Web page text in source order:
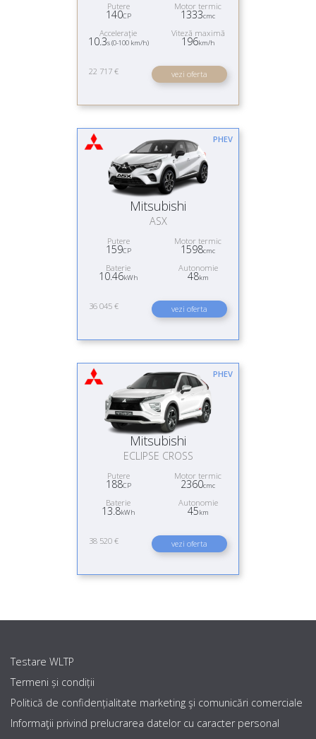
Putere
140CP
Motor termic
1333cmc
Acceleraţie
10.3s (0-100 km/h)
Viteză maximă
196km/h
22 717 € vezi oferta
PHEV
Mitsubishi
ASX
Putere
159CP
Motor termic
1598cmc
Baterie
10.46kWh
Autonomie
48km
36 045 € vezi oferta
PHEV
Mitsubishi
ECLIPSE CROSS
Putere
188CP
Motor termic
2360cmc
Baterie
13.8kWh
Autonomie
45km
38 520 € vezi oferta
Testare WLTP
Termeni și condiții
Politică de confidențialitate marketing şi comunicări comerciale
Informaţii privind prelucrarea datelor cu caracter personal